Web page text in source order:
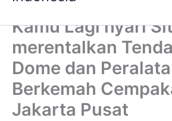
Kamu Lagi nyari
merentalkan
Dome dan
Berkemah
Jakarta Pusat